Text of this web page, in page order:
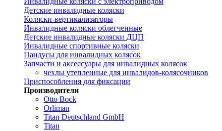
Детские инвалидные коляски
Коляски-вертикализаторы
Инвалидные коляски облегченные
Детские инвалидные коляски ДЦП
Инвалидные спортивные коляски
Пандусы для инвалидных колясок
Запчасти и аксессуары для инвалидных колясок
чехлы утепленные для инвалидов-колясочников
Приспособления для фиксации
Производители
Otto Bock
Orliman
Titan Deutschland GmbH
Titan